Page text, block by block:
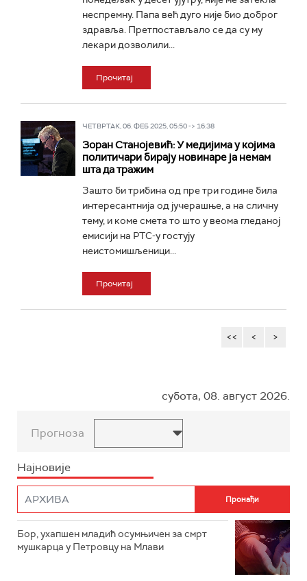
неспремну. Папа већ дуго није био доброг
здравља. Претпостављало се да су му
лекари дозволили...
Прочитај
ЧЕТВРТАК, 06. ФЕБ 2025, 05:50 -> 16:38
Зоран Станојевић: У медијима у којима
политичари бирају новинаре ја немам
шта да тражим
Зашто би трибина од пре три године била
интересантнија од јучерашње, а на сличну
тему, и коме смета то што у веома гледаној
емисији на РТС-у гостују
неистомишљеници...
Прочитај
<< < >
субота, 08. август 2026.
Прогноза
Најновије
Бор, ухапшен младић осумњичен за смрт
мушкарца у Петровцу на Млави